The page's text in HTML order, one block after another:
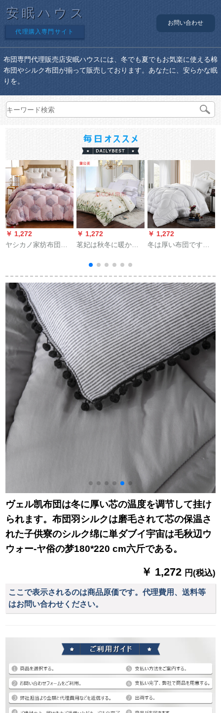
安眠ハウス
代理購入専門サイト
お問い合わせ
布団専門代理販売店安眠ハウスには、冬でも夏でもお気楽に使える棉
布団やシルク布団が揃って販売しております。あなたに、安らかな眠
りを。
￥ 1,272
ヤシカノ家纺布団は
温められます。
￥ 1,272
茗妃は秋冬に暖かく
芯にします。真綿の
羽根の布団CX蒲公英
1.5*2 m/2 kg
￥ 1,272
冬は厚い布団です。
す。冬は布団で満た
されます。布団の厚
い布団は芯白2*2.3
m-7斤です。
ヴェル凯布団は冬に厚い芯の温度を调节して挂け
られます。布団羽シルクは磨毛されて芯の保温さ
れた子供寮のシルク绵に単ダブイ宇宙は毛秋辺ウ
ウォー-ヤ俗の梦180*220 cm六斤である。
￥ 1,272 円(税込)
ここで表示されるのは商品原価です。代理費用、送料等
はお問い合わせください。